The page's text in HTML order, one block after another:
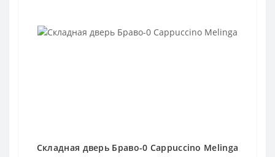
Складная дверь Браво-0 Cappuccino Melinga